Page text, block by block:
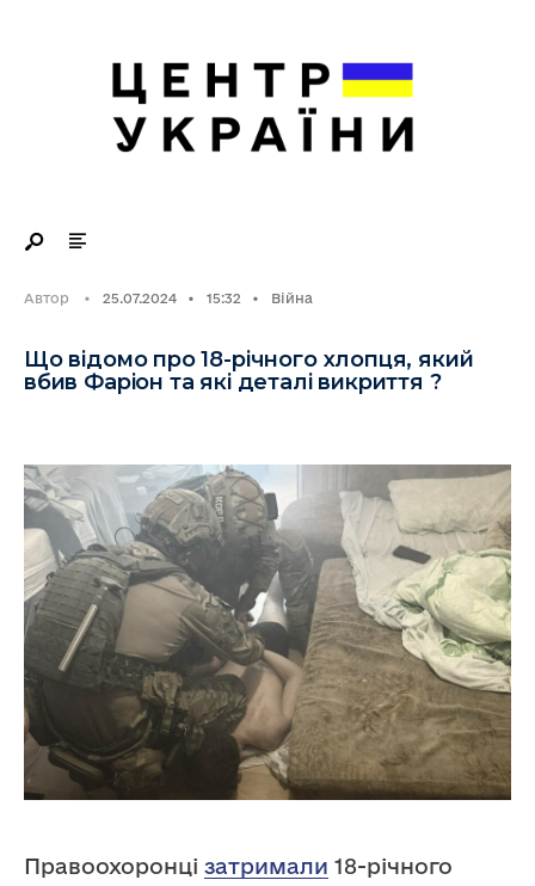
Автор • 25.07.2024 • 15:32 • Війна
Що відомо про 18-річного хлопця, який
вбив Фаріон та які деталі викриття ?
Правоохоронці затримали 18-річного